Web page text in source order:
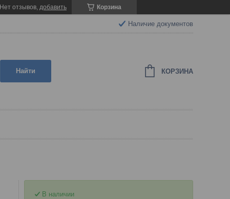
Корзина
Нет отзывов, добавить
Наличие документов
Найти КОРЗИНА
В наличии